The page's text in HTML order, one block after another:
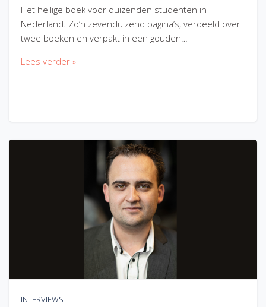
Het heilige boek voor duizenden studenten in
Nederland. Zo’n zevenduizend pagina’s, verdeeld over
twee boeken en verpakt in een gouden…
Lees verder »
INTERVIEWS